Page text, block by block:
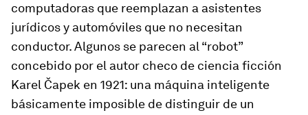
computadoras que reemplazan a asistentes
jurídicos y automóviles que no necesitan
conductor. Algunos se parecen al “robot”
concebido por el autor checo de ciencia ficción
Karel Čapek en 1921: una máquina inteligente
básicamente imposible de distinguir de un